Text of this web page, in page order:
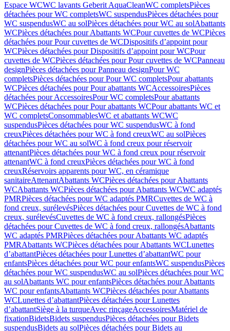
Espace WCWC lavants Geberit AquaCleanWC completsPièces
détachées pour WC completsWC suspendusPièces détachées pour
WC suspendusWC au solPièces détachées pour WC au solAbattants
WCPièces détachées pour Abattants WCPour cuvettes de WCPièces
détachées pour Pour cuvettes de WCDispositifs d’appoint pour
WCPièces détachées pour Dispositifs d’appoint pour WCPour
cuvettes de WCPièces détachées pour Pour cuvettes de WCPanneau
designPièces détachées pour Panneau designPour WC
completsPièces détachées pour Pour WC completsPour abattants
WCPièces détachées pour Pour abattants WCAccessoiresPièces
détachées pour AccessoiresPour WC completsPour abattants
WCPièces détachées pour Pour abattants WCPour abattants WC et
WC completsConsommablesWC et abattants WCWC
suspendusPièces détachées pour WC suspendusWC à fond
creuxPièces détachées pour WC à fond creuxWC au solPièces
détachées pour WC au solWC à fond creux pour réservoir
attenantPièces détachées pour WC à fond creux pour réservoir
attenantWC à fond creuxPièces détachées pour WC à fond
creuxRéservoirs apparents pour WC, en céramique
sanitaireAttenantAbattants WCPièces détachées pour Abattants
WCAbattants WCPièces détachées pour Abattants WCWC adaptés
PMRPièces détachées pour WC adaptés PMRCuvettes de WC à
fond creux, surélevésPièces détachées pour Cuvettes de WC à fond
creux, surélevésCuvettes de WC à fond creux, rallongésPièces
détachées pour Cuvettes de WC à fond creux, rallongésAbattants
WC adaptés PMRPièces détachées pour Abattants WC adaptés
PMRAbattants WCPièces détachées pour Abattants WCLunettes
d’abattantPièces détachées pour Lunettes d’abattantWC pour
enfantsPièces détachées pour WC pour enfantsWC suspendusPièces
détachées pour WC suspendusWC au solPièces détachées pour WC
au solAbattants WC pour enfantsPièces détachées pour Abattants
WC pour enfantsAbattants WCPièces détachées pour Abattants
WCLunettes d’abattantPièces détachées pour Lunettes
d’abattantSiège à la turqueAvec rinçageAccessoiresMatériel de
fixationBidetsBidets suspendusPièces détachées pour Bidets
suspendusBidets au solPièces détachées pour Bidets au